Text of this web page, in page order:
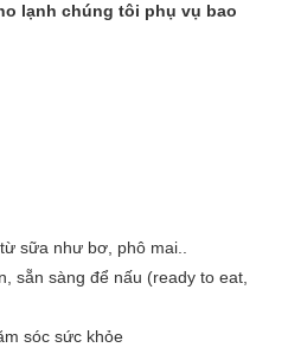
lạnh chúng tôi phụ vụ bao
sữa như bơ, phô mai..
sàng để nấu (ready to eat,
sóc sức khỏe